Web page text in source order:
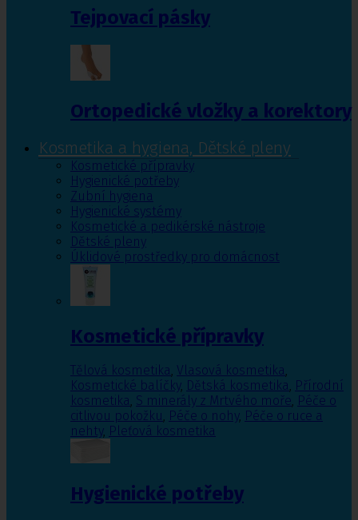
Tejpovací pásky
Ortopedické vložky a korektory
Kosmetika a hygiena, Dětské pleny
Kosmetické přípravky
Hygienické potřeby
Zubní hygiena
Hygienické systémy
Kosmetické a pedikérské nástroje
Dětské pleny
Úklidové prostředky pro domácnost
Kosmetické přípravky
Tělová kosmetika, Vlasová kosmetika,
Kosmetické balíčky, Dětská kosmetika, Přírodní
kosmetika, S minerály z Mrtvého moře, Péče o
citlivou pokožku, Péče o nohy, Péče o ruce a
nehty, Pleťová kosmetika
Hygienické potřeby